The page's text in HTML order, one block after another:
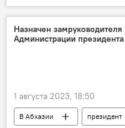
Абхазия
мед
Назначен замруководителя
Администрации
1 августа 2023, 18:50
В Абхазии президент